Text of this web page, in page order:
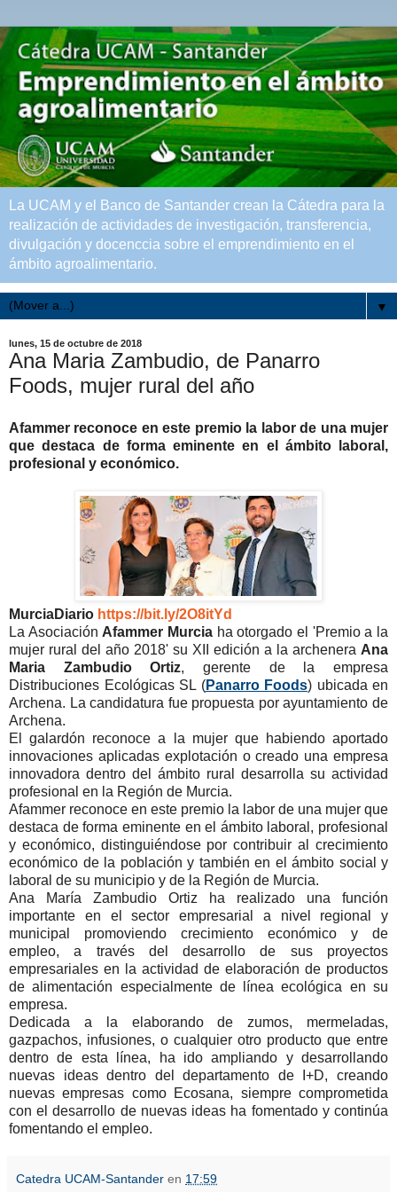
La UCAM y el Banco de Santander crean la Cátedra para la
realización de actividades de investigación, transferencia,
divulgación y docenccia sobre el emprendimiento en el
ámbito agroalimentario.
▼
lunes, 15 de octubre de 2018
Ana Maria Zambudio, de Panarro
Foods, mujer rural del año
Afammer reconoce en este premio la labor de una mujer
que destaca de forma eminente en el ámbito laboral,
profesional y económico.
MurciaDiario https://bit.ly/2O8itYd
La Asociación Afammer Murcia ha otorgado el 'Premio a la
mujer rural del año 2018' su XII edición a la archenera Ana
Maria Zambudio Ortiz, gerente de la empresa
Distribuciones Ecológicas SL (Panarro Foods) ubicada en
Archena. La candidatura fue propuesta por ayuntamiento de
Archena.
El galardón reconoce a la mujer que habiendo aportado
innovaciones aplicadas explotación o creado una empresa
innovadora dentro del ámbito rural desarrolla su actividad
profesional en la Región de Murcia.
Afammer reconoce en este premio la labor de una mujer que
destaca de forma eminente en el ámbito laboral, profesional
y económico, distinguiéndose por contribuir al crecimiento
económico de la población y también en el ámbito social y
laboral de su municipio y de la Región de Murcia.
Ana María Zambudio Ortiz ha realizado una función
importante en el sector empresarial a nivel regional y
municipal promoviendo crecimiento económico y de
empleo, a través del desarrollo de sus proyectos
empresariales en la actividad de elaboración de productos
de alimentación especialmente de línea ecológica en su
empresa.
Dedicada a la elaborando de zumos, mermeladas,
gazpachos, infusiones, o cualquier otro producto que entre
dentro de esta línea, ha ido ampliando y desarrollando
nuevas ideas dentro del departamento de I+D, creando
nuevas empresas como Ecosana, siempre comprometida
con el desarrollo de nuevas ideas ha fomentado y continúa
fomentando el empleo.
Catedra UCAM-Santander en 17:59